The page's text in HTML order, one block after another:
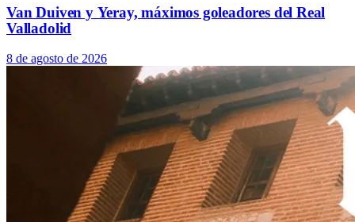
Van Duiven y Yeray, máximos goleadores del Real
Valladolid
8 de agosto de 2026